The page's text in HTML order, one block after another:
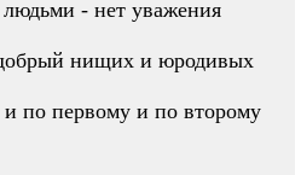
людьми - нет уважения
нищих и юродивых
по первому и по второму